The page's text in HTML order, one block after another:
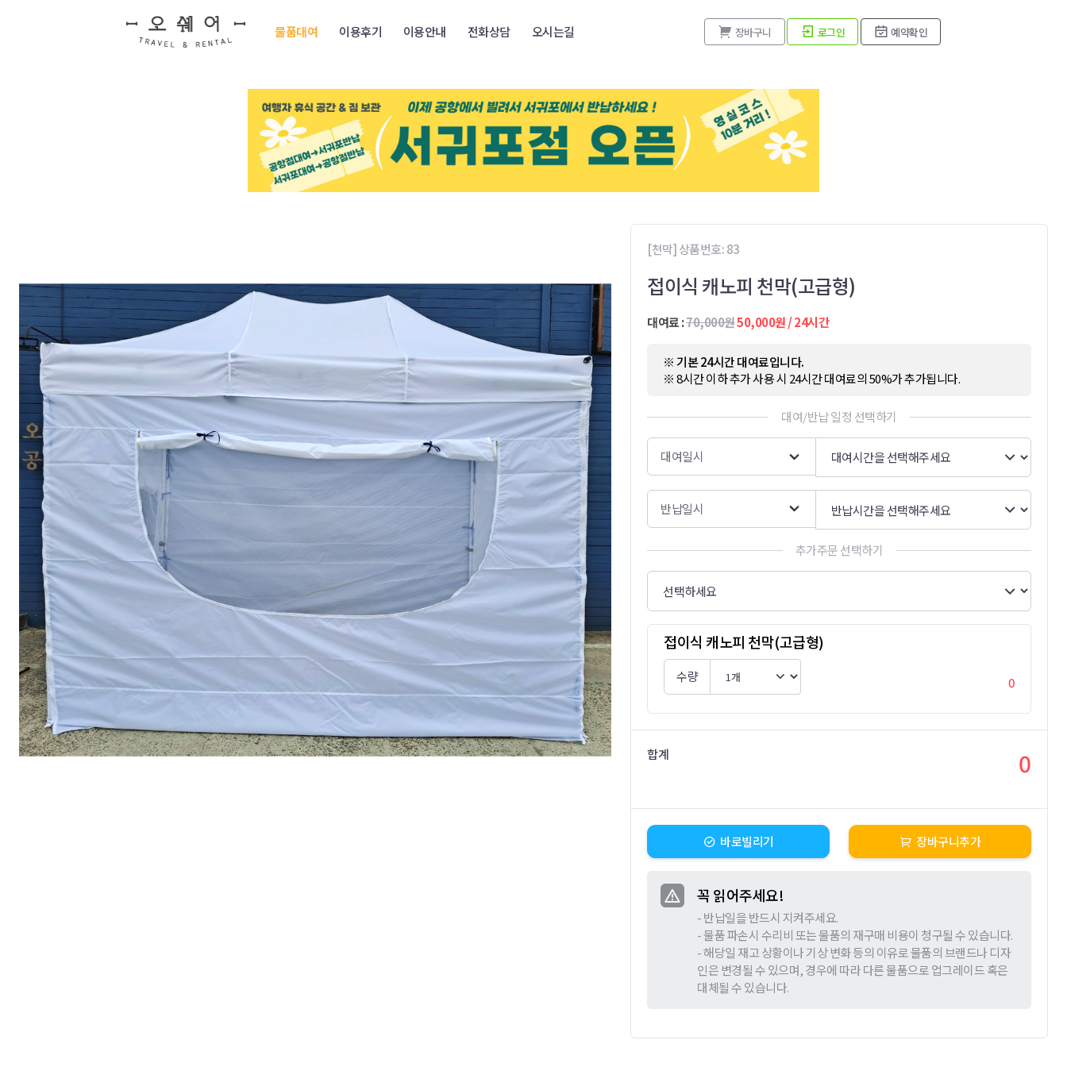
물품대여 이용후기 이용안내 전화상담 오시는길 장바구니 로그인 예약확인
[천막] 상품번호: 83
접이식 캐노피 천막(고급형)
대여료 :70,000원50,000원 / 24시간
※ 기본 24시간 대여료입니다.
※ 8시간 이하 추가 사용 시 24시간 대여료의 50%가 추가됩니다.
대여/반납 일정 선택하기
대여일시
반납일시
추가주문 선택하기
접이식 캐노피 천막(고급형)
수량 0
합계 0
바로빌리기 장바구니추가
꼭 읽어주세요!
- 반납일을 반드시 지켜주세요.
- 물품 파손시 수리비 또는 물품의 재구매 비용이 청구될 수 있습니다.
- 해당일 재고 상황이나 기상 변화 등의 이유로 물품의 브랜드나 디자
인은 변경될 수 있으며, 경우에 따라 다른 물품으로 업그레이드 혹은
대체될 수 있습니다.